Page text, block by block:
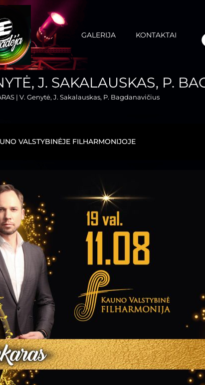
GALERIJA KONTAKTAI
J. SAKALAUSKAS, P.
| V. Genytė, J. Sakalauskas, P. Bagdanavičius
VALSTYBINĖJE FILHARMONIJOJE